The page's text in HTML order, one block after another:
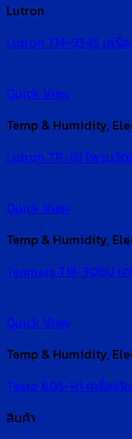
Lutron
Lutron TM-934S เค
Quick View
Temp & Humidity,
Lutron TP-01 โพรบวั
Quick View
Temp & Humidity,
Tenmars TM-306U
Quick View
Temp & Humidity,
Testo 605-H1 เครื่อ
สินค้า